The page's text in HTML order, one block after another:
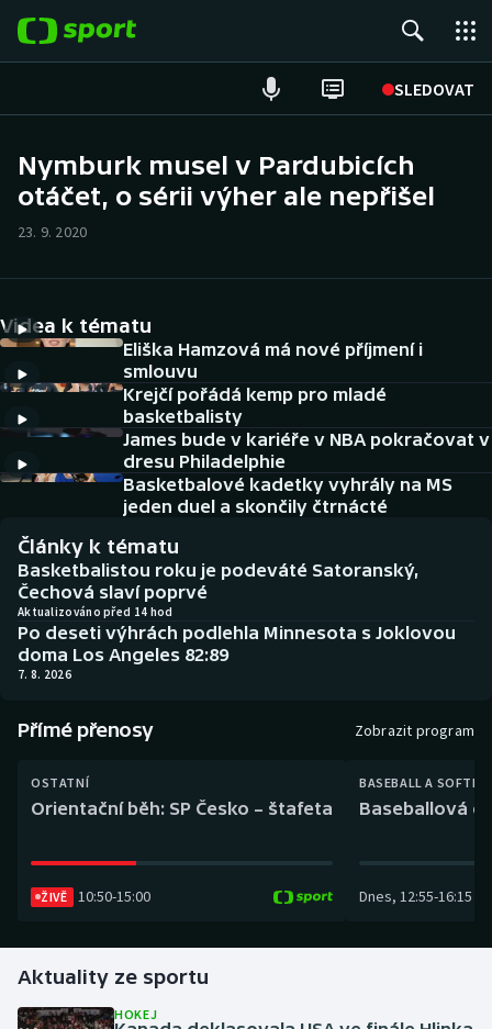
SLEDOVAT
Hokej
Cyklistika
DALŠÍ SPORTY
Americký fotbal
Baseball a softbal
Basketbal
Biatlon
Boby a skeleton
Box
Curling
Golf
NEPŘEHLÉDNĚTE
Historické návraty
Aplikace ČT sport
AZ kvíz
Nymburk musel v Pardubicích
otáčet, o sérii výher ale nepřišel
23. 9. 2020
Videa k tématu
Eliška Hamzová má nové příjmení i
smlouvu
Krejčí pořádá kemp pro mladé
basketbalisty
James bude v kariéře v NBA pokračovat v
dresu Philadelphie
Basketbalové kadetky vyhrály na MS
jeden duel a skončily čtrnácté
Články k tématu
Basketbalistou roku je podeváté Satoranský,
Čechová slaví poprvé
Aktualizováno před 14 hod
Po deseti výhrách podlehla Minnesota s Joklovou
doma Los Angeles 82:89
7. 8. 2026
Přímé přenosy Zobrazit program
OSTATNÍ
Orientační běh: SP Česko – štafeta
ŽIVĚ 10:50-15:00
BASEBALL A
Baseballová
Dnes, 12:55-16:15
Aktuality ze sportu
HOKEJ